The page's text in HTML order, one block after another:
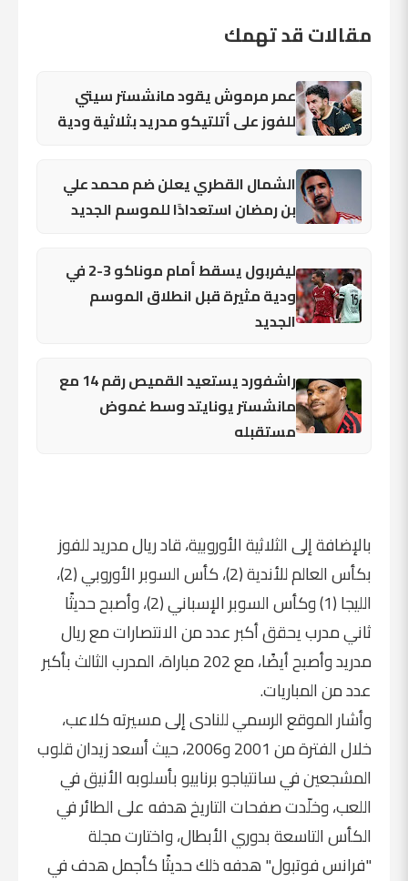
مقالات قد تهمك
عمر مرموش يقود مانشستر سيتي
للفوز على أتلتيكو مدريد بثلاثية ودية
الشمال القطري يعلن ضم محمد علي
بن رمضان استعدادًا للموسم الجديد
ليفربول يسقط أمام موناكو 3-2 في
ودية مثيرة قبل انطلاق الموسم
الجديد
راشفورد يستعيد القميص رقم 14 مع
مانشستر يونايتد وسط غموض
مستقبله
بالإضافة إلى الثلاثية الأوروبية، قاد ريال مدريد للفوز
بكأس العالم للأندية (2)، كأس السوبر الأوروبي (2)،
الليجا (1) وكأس السوبر الإسباني (2)، وأصبح حديثًا
ثاني مدرب يحقق أكبر عدد من الانتصارات مع ريال
مدريد وأصبح أيضًا، مع 202 مباراة، المدرب الثالث بأكبر
عدد من المباريات.
وأشار الموقع الرسمي للنادى إلى مسيرته كلاعب،
خلال الفترة من 2001 و2006، حيث أسعد زيدان قلوب
المشجعين في سانتياجو برنابيو بأسلوبه الأنيق في
اللعب، وخلّدت صفحات التاريخ هدفه على الطائر في
الكأس التاسعة بدوري الأبطال، واختارت مجلة
"فرانس فوتبول" هدفه ذلك حديثًا كأجمل هدف في